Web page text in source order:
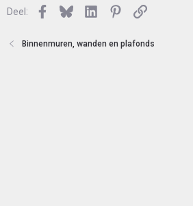
Deel: Facebook
BlueskyLinkedInPinterest
Link
Binnenmuren, wanden en plafonds